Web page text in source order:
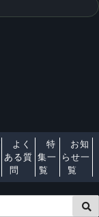
よく
ある質
問
特
集一
覧
お知
らせ一
覧